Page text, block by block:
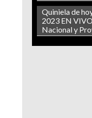
Quiniela de
2023 EN
Nacional y